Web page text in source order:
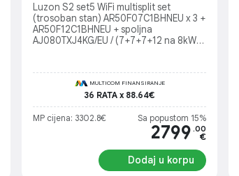
Luzon S2 set5 WiFi multisplit set
(trosoban stan) AR50F07C1BHNEU x 3 +
AR50F12C1BHNEU + spoljna
AJ080TXJ4KG/EU / (7+7+7+12 na 8kW) /
MULTICOM FINANSIRANJE
36 RATA x 88.64€
MP cijena: 3302.8€ Sa popustom 15%
2799 .00
€
Dodaj u korpu